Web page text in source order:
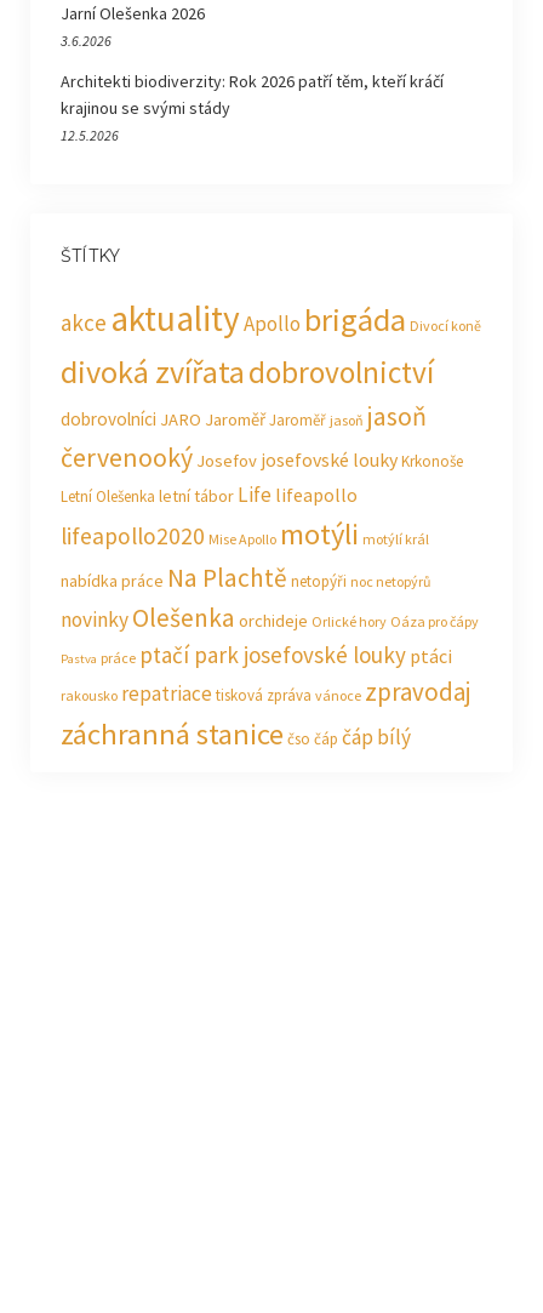
Jarní Olešenka 2026
3.6.2026
Architekti biodiverzity: Rok 2026 patří těm, kteří kráčí
krajinou se svými stády
12.5.2026
ŠTÍTKY
akce aktualityApollo brigáda Divocí koně
divoká zvířatadobrovolnictví
dobrovolníci JARO JaroměřJaroměř jasoň jasoň
červenooký Josefov josefovské loukyKrkonoše
Letní Olešenka letní tábor Life lifeapollo
lifeapollo2020 Mise Apollo motýli motýlí král
nabídka práce Na Plachtě netopýři noc netopýrů
novinkyOlešenka orchideje Orlické hory Oáza pro čápy
Pastva práce ptačí park josefovské louky ptáci
rakousko repatriacetisková zpráva vánoce zpravodaj
záchranná stanice čso čáp čáp bílý